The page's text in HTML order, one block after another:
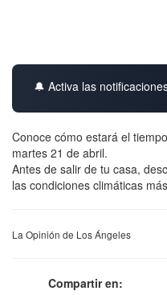
🔔 Activa las
Conoce cómo estará el
martes 21 de abril.
Antes de salir de tu casa,
las condiciones climáticas
La Opinión de Los Ángeles
Compartir en: